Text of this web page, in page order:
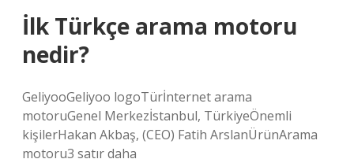
İlk Türkçe arama motoru
nedir?
GeliyooGeliyoo logoTürİnternet arama
motoruGenel Merkezİstanbul, TürkiyeÖnemli
kişilerHakan Akbaş, (CEO) Fatih ArslanÜrünArama
motoru3 satır daha